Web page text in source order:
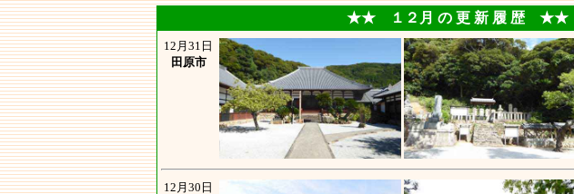
★★ １２月 の 更 新 履 歴 ★★
12月31日
田原市
12月30日